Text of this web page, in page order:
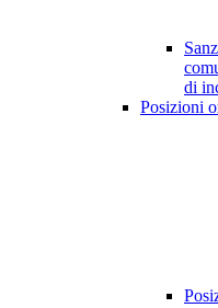
di
Posizioni